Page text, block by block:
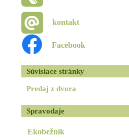
kontakt
Facebook
Súvisiace stránky
Predaj z dvora
Spravodaje
Ekobežník